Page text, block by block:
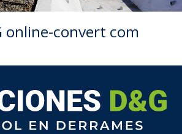
online-convert com